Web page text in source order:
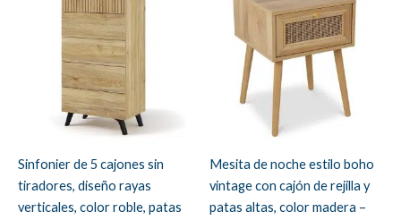
Sinfonier de 5 cajones sin
tiradores, diseño rayas
verticales, color roble, patas
Mesita de noche estilo boho
vintage con cajón de rejilla y
patas altas, color madera –